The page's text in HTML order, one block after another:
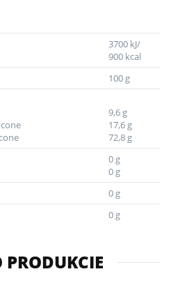
3700 kJ/
900 kcal
100 g
9,6 g
17,6 g
72,8 g
0 g
0 g
0 g
0 g